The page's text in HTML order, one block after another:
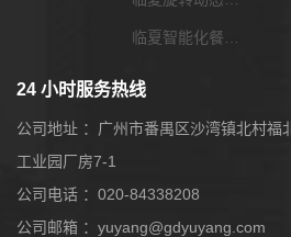
24 小时服务热线
公司地址 ：广州市番禺区沙湾镇北村福
工业园厂房7-1
公司电话 ：020-84338208
公司邮箱 ：yuyang@gdyuyang.com